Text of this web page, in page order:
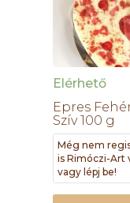
Elérhető
Epres
Szív 100 g
Még nem
is Rimóczi-Art
vagy lépj be!